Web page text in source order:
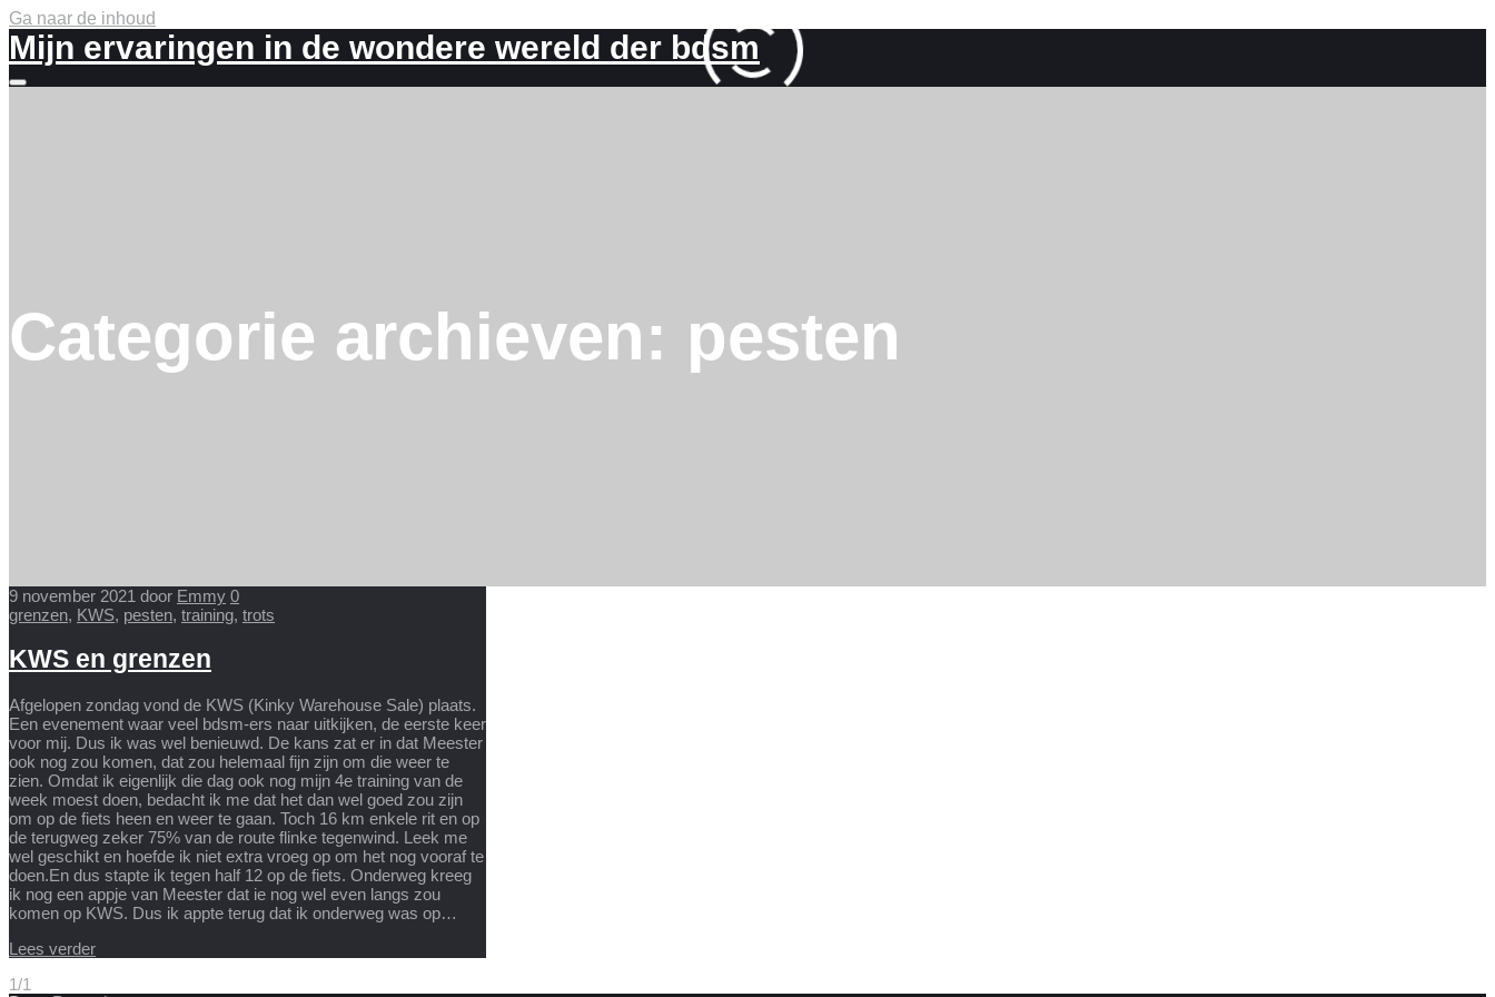
Ga naar de inhoud
Mijn ervaringen in de wondere wereld der bdsm
Meer
Categorie archieven: pesten
9 november 2021 door Emmy 0
grenzen, KWS, pesten, training, trots
KWS en grenzen
Afgelopen zondag vond de KWS (Kinky Warehouse Sale) plaats.
Een evenement waar veel bdsm-ers naar uitkijken, de eerste keer
voor mij. Dus ik was wel benieuwd. De kans zat er in dat Meester
ook nog zou komen, dat zou helemaal fijn zijn om die weer te
zien. Omdat ik eigenlijk die dag ook nog mijn 4e training van de
week moest doen, bedacht ik me dat het dan wel goed zou zijn
om op de fiets heen en weer te gaan. Toch 16 km enkele rit en op
de terugweg zeker 75% van de route flinke tegenwind. Leek me
wel geschikt en hoefde ik niet extra vroeg op om het nog vooraf te
doen.En dus stapte ik tegen half 12 op de fiets. Onderweg kreeg
ik nog een appje van Meester dat ie nog wel even langs zou
komen op KWS. Dus ik appte terug dat ik onderweg was op…
Lees verder
1/1